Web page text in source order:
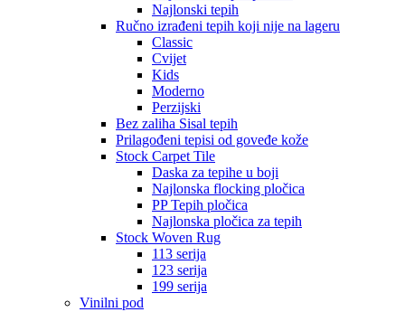
Najlonski tepih
Ručno izrađeni tepih koji nije na lageru
Classic
Cvijet
Kids
Moderno
Perzijski
Bez zaliha Sisal tepih
Prilagođeni tepisi od goveđe kože
Stock Carpet Tile
Daska za tepihe u boji
Najlonska flocking pločica
PP Tepih pločica
Najlonska pločica za tepih
Stock Woven Rug
113 serija
123 serija
199 serija
Vinilni pod